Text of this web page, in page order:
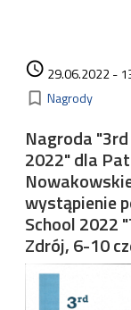
access_time 29.06.2022 -
bookmark_border Kategorie
Nagrody
Nagroda
2022" dla
wystąpienie
School 2022
Zdrój, 6-10
Image